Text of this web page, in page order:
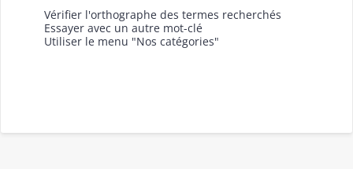
Vérifier l'orthographe des termes recherchés
Essayer avec un autre mot-clé
Utiliser le menu "Nos catégories"